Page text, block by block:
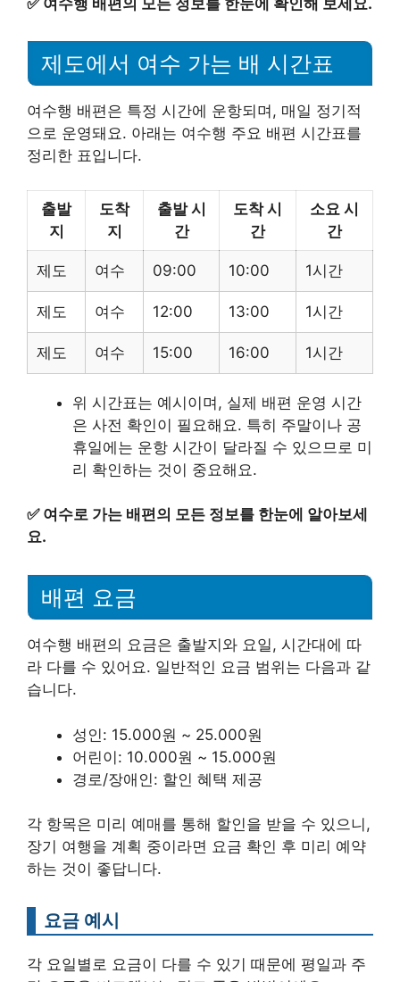
제도에서 여수 가는 배 시간표
여수행 배편은 특정 시간에 운항되며, 매일 정기적
으로 운영돼요. 아래는 여수행 주요 배편 시간표를
정리한 표입니다.
출발
지
도착
지
출발 시
간
도착 시
간
소요 시
간
제도 여수 09:00 10:00 1시간
제도 여수 12:00 13:00 1시간
제도 여수 15:00 16:00 1시간
위 시간표는 예시이며, 실제 배편 운영 시간
은 사전 확인이 필요해요. 특히 주말이나 공
휴일에는 운항 시간이 달라질 수 있으므로 미
리 확인하는 것이 중요해요.
✅ 여수로 가는 배편의 모든 정보를 한눈에 알아보세
요.
배편 요금
여수행 배편의 요금은 출발지와 요일, 시간대에 따
라 다를 수 있어요. 일반적인 요금 범위는 다음과 같
습니다.
성인: 15.000원 ~ 25.000원
어린이: 10.000원 ~ 15.000원
경로/장애인: 할인 혜택 제공
각 항목은 미리 예매를 통해 할인을 받을 수 있으니,
장기 여행을 계획 중이라면 요금 확인 후 미리 예약
하는 것이 좋답니다.
요금 예시
각 요일별로 요금이 다를 수 있기 때문에 평일과 주